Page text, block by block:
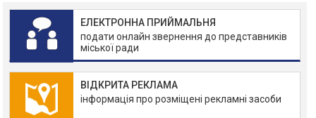
ЕЛЕКТРОННА ПРИЙМАЛЬНЯ
подати онлайн звернення до представників
міської ради
ВІДКРИТА РЕКЛАМА
інформація про розміщені рекламні засоби